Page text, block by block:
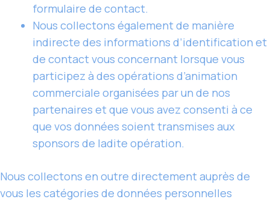
formulaire de contact.
Nous collectons également de manière
indirecte des informations d’identification et
de contact vous concernant lorsque vous
participez à des opérations d’animation
commerciale organisées par un de nos
partenaires et que vous avez consenti à ce
que vos données soient transmises aux
sponsors de ladite opération.
Nous collectons en outre directement auprès de
vous les catégories de données personnelles